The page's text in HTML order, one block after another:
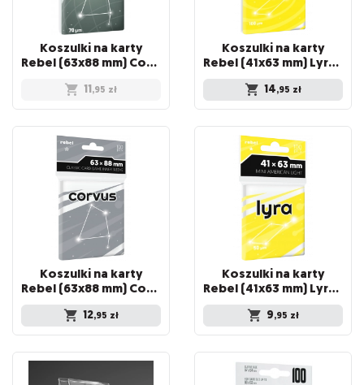
Koszulki na karty
Rebel (63x88 mm) Corvus Medium, 100 sztuk
11,95 zł
Koszulki na karty
Rebel (41x63 mm) Lyra Premium, 100 sztuk
14,95 zł
Koszulki na karty
Rebel (63x88 mm) Corvus Inner Sleeve Light, 100 sztuk
12,95 zł
Koszulki na karty
Rebel (41x63 mm) Lyra Light, 100 sztuk
9,95 zł